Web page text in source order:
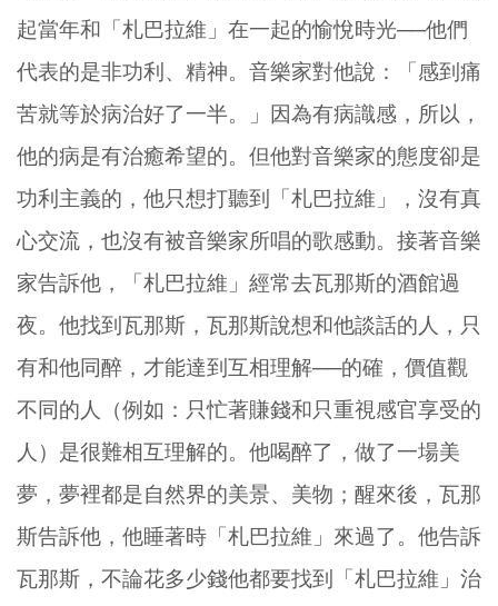
起當年和「札巴拉維」在一起的愉悅時光──他們
代表的是非功利、精神。音樂家對他說：「感到痛
苦就等於病治好了一半。」因為有病識感，所以，
他的病是有治癒希望的。但他對音樂家的態度卻是
功利主義的，他只想打聽到「札巴拉維」，沒有真
心交流，也沒有被音樂家所唱的歌感動。接著音樂
家告訴他，「札巴拉維」經常去瓦那斯的酒館過
夜。他找到瓦那斯，瓦那斯說想和他談話的人，只
有和他同醉，才能達到互相理解──的確，價值觀
不同的人（例如：只忙著賺錢和只重視感官享受的
人）是很難相互理解的。他喝醉了，做了一場美
夢，夢裡都是自然界的美景、美物；醒來後，瓦那
斯告訴他，他睡著時「札巴拉維」來過了。他告訴
瓦那斯，不論花多少錢他都要找到「札巴拉維」治